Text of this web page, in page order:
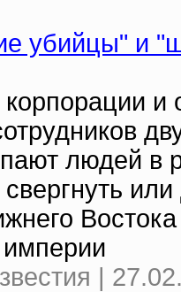
убийцы" и
и
людей в
|